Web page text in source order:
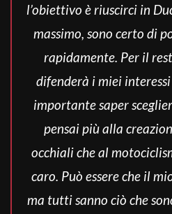
l’obiettivo è riuscirci in
massimo, sono certo di
rapidamente. Per il
difenderà i miei
importante saper
pensai più alla
occhiali che al
caro. Può essere che il
ma tutti sanno ciò che